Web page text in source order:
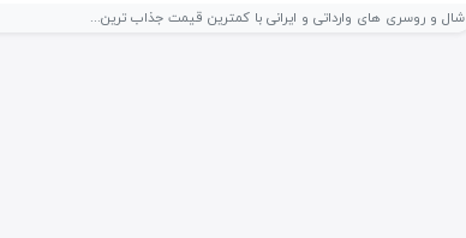
شال و روسری های وارداتی و ایرانی با کمترین قیمت جذاب ترین...